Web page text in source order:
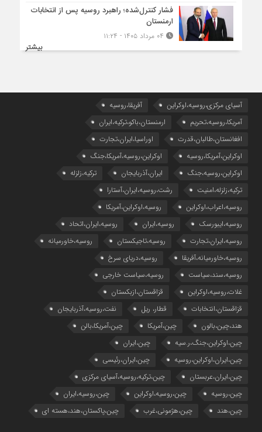
فشار کنترل‌شده؛ راهبرد روسیه پس از انتخابات
ارمنستان
بیشتر
آسیای مرکزی،روسیه،اوکراین
آفریقا،روسیه
آمریکا،روسیه،تحریم
ارمنستان،باکو،ترکیه،ایران
افغانستان،طالبان،قدرت
اوراسیا،ایران،تجارت
اوکراین،آمریکا،روسیه
اوکراین،روسیه،آمریکا،جنگ
اوکراین،روسیه،جنگ
ایران،آذربایجان
ترکیه،زلزله
ترکیه،زلزله،امنیت
رشت،روسیه،ایران،آستارا
روسیه،اعراب،اوکراین
روسیه،اوکراین،آمریکا
روسیه،ایبورسک
روسیه،ایران
روسیه،ایران،اتحاد
روسیه،ایران،تجارت
روسیه،تاجیکستان
روسیه،خاورمیانه
روسیه،خاورمیانه،آفریقا
روسیه،دریای سرخ
روسیه،سند،سیاست
روسیه،سیاست خارجی
غلات،روسیه،اوکراین
قزاقستان،ازبکستان
قزاقستان،انتخابات
قطار، ریل
نفت،روسیه،آذربایجان
هند،چین،بالون
چین،آمریکا
چین،آمریکا،بالن
چین،اوکراین،جنگ،ر.سیه
چین،ایران
چین،ایران،اوکراین،روسیه
چین،ایران،رئیسی
چین،ایران،عربستان
چین،ترکیه،روسیه،آسیای مرکزی
چین،روسیه
چین،روسیه،اوکراین
چین،روسیه،ایران
چین،هند
چین،هژمونی،غرب چین،پاکستان،هند،هسته ای